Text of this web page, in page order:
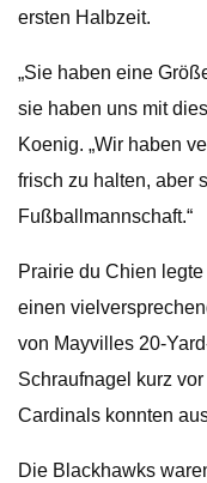
ersten Halbzeit.
„Sie haben eine
sie haben uns mit
Koenig. „Wir haben
frisch zu halten, aber
Fußballmannschaft.“
Prairie du Chien
einen
von Mayvilles 20-
Schraufnagel kurz
Cardinals konnten
Die Blackhawks